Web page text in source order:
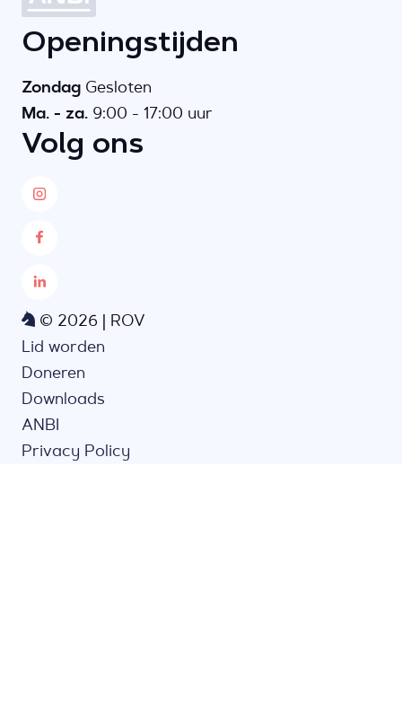
Openingstijden
Zondag Gesloten
Ma. - za. 9:00 - 17:00 uur
Volg ons
© 2026 | ROV
Lid worden
Doneren
Downloads
ANBI
Privacy Policy